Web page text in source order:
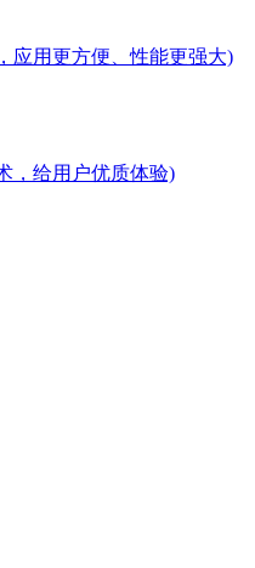
应用更方便、性能更强大)
，给用户优质体验)